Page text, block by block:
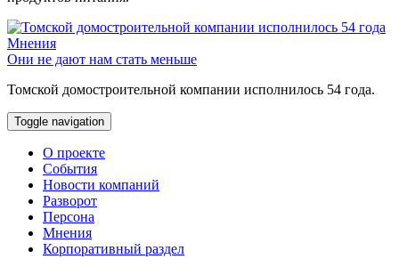
Мнения
Они не дают нам стать меньше
Томской домостроительной компании исполнилось 54 года.
Toggle navigation
О проекте
События
Новости компаний
Разворот
Персона
Мнения
Корпоративный раздел